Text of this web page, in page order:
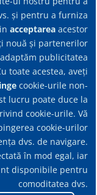
înclinaţia
m²/h.
iar lățimea de
mm.
750este de 3,5
Tennant este
este de 16 kg.
curăţenie VLX
x l x Ȋ).
și pentru a furniza
acceptarea acestor
nouă și partenerilor
publicitatea
toate acestea, aveți
cookie-urile non-
lucru poate duce la
cookie-urile. Vă
cookie-urilor
dvs. de navigare.
în mod egal, iar
disponibile pentru
comoditatea dvs.